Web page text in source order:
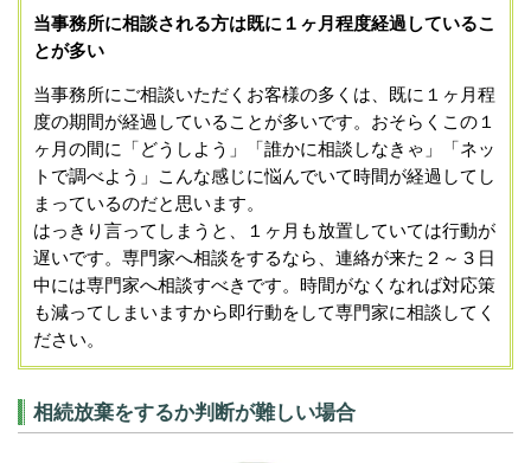
当事務所に相談される方は既に１ヶ月程度経過しているこ
とが多い
当事務所にご相談いただくお客様の多くは、既に１ヶ月程
度の期間が経過していることが多いです。おそらくこの１
ヶ月の間に「どうしよう」「誰かに相談しなきゃ」「ネッ
トで調べよう」こんな感じに悩んでいて時間が経過してし
まっているのだと思います。
はっきり言ってしまうと、１ヶ月も放置していては行動が
遅いです。専門家へ相談をするなら、連絡が来た２～３日
中には専門家へ相談すべきです。時間がなくなれば対応策
も減ってしまいますから即行動をして専門家に相談してく
ださい。
相続放棄をするか判断が難しい場合